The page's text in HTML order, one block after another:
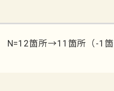
N=12箇所→11箇所（-1